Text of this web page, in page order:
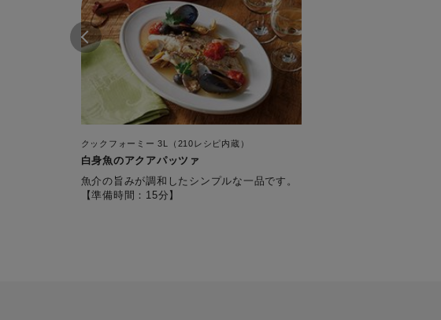
クックフォーミー 3L（210レシピ内蔵）
白身魚のアクアパッツァ
魚介の旨みが調和したシンプルな一品です。
【準備時間：15分】